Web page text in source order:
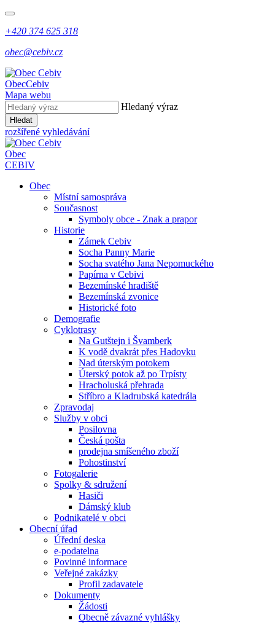
+420 374 625 318
obec@cebiv.cz
ObecCebiv
Mapa webu
Hledaný výraz
Hledat
rozšířené vyhledávání
Obec
CEBIV
Obec
Místní samospráva
Současnost
Symboly obce - Znak a prapor
Historie
Zámek Cebiv
Socha Panny Marie
Socha svatého Jana Nepomuckého
Papírna v Cebivi
Bezemínské hradiště
Bezemínská zvonice
Historické foto
Demografie
Cyklotrasy
Na Gutštejn i Švamberk
K vodě dvakrát přes Hadovku
Nad úterským potokem
Úterský potok až po Trpísty
Hracholuská přehrada
Stříbro a Kladrubská katedrála
Zpravodaj
Služby v obci
Posilovna
Česká pošta
prodejna smíšeného zboží
Pohostinství
Fotogalerie
Spolky & sdružení
Hasiči
Dámský klub
Podnikatelé v obci
Obecní úřad
Úřední deska
e-podatelna
Povinné informace
Veřejné zakázky
Profil zadavatele
Dokumenty
Žádosti
Obecně závazné vyhlášky